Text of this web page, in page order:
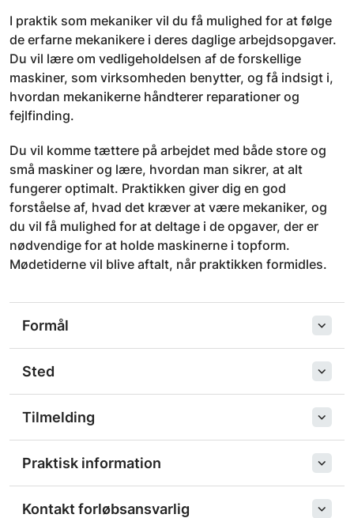
I praktik som mekaniker vil du få mulighed for at følge
de erfarne mekanikere i deres daglige arbejdsopgaver.
Du vil lære om vedligeholdelsen af de forskellige
maskiner, som virksomheden benytter, og få indsigt i,
hvordan mekanikerne håndterer reparationer og
fejlfinding.
Du vil komme tættere på arbejdet med både store og
små maskiner og lære, hvordan man sikrer, at alt
fungerer optimalt. Praktikken giver dig en god
forståelse af, hvad det kræver at være mekaniker, og
du vil få mulighed for at deltage i de opgaver, der er
nødvendige for at holde maskinerne i topform.
Mødetiderne vil blive aftalt, når praktikken formidles.
Formål
Sted
Tilmelding
Praktisk information
Kontakt forløbsansvarlig